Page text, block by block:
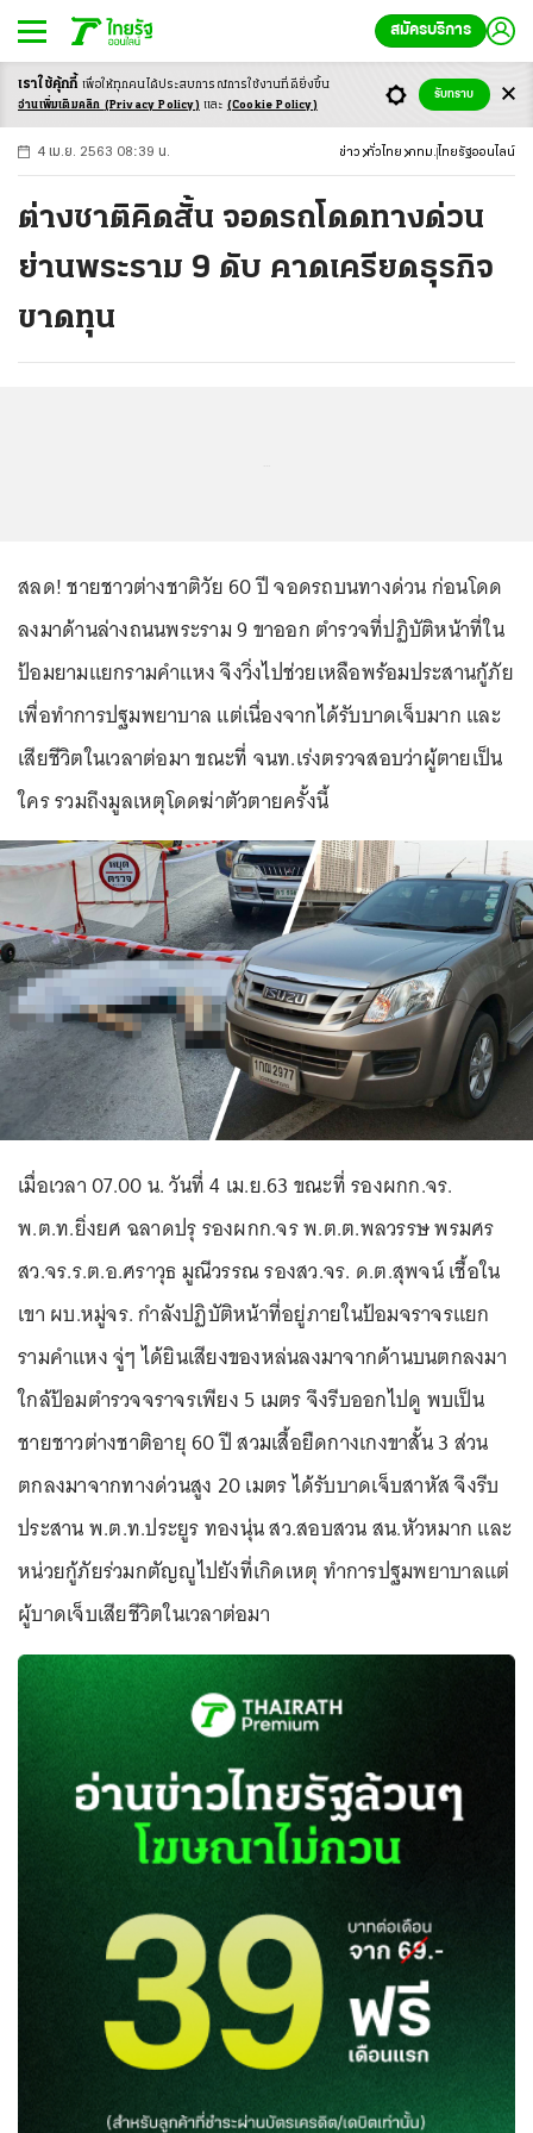
สมัครบริการ
-ก ก ก+
4 เม.ย. 2563 08:39 น. ข่าว ทั่วไทย กทม. ไทยรัฐออนไลน์
ต่างชาติคิดสั้น จอดรถโดดทางด่วน
ย่านพระราม 9 ดับ คาดเครียดธุรกิจ
ขาดทุน
สลด! ชายชาวต่างชาติวัย 60 ปี จอดรถบนทางด่วน ก่อนโดด
ลงมาด้านล่างถนนพระราม 9 ขาออก ตำรวจที่ปฏิบัติหน้าที่ใน
ป้อมยามแยกรามคำแหง จึงวิ่งไปช่วยเหลือพร้อมประสานกู้ภัย
เพื่อทำการปฐมพยาบาล แต่เนื่องจากได้รับบาดเจ็บมาก และ
เสียชีวิตในเวลาต่อมา ขณะที่ จนท.เร่งตรวจสอบว่าผู้ตายเป็น
ใคร รวมถึงมูลเหตุโดดฆ่าตัวตายครั้งนี้
เมื่อเวลา 07.00 น. วันที่ 4 เม.ย.63 ขณะที่ รองผกก.จร.
พ.ต.ท.ยิ่งยศ ฉลาดปรุ รองผกก.จร พ.ต.ต.พลวรรษ พรมศร
สว.จร.ร.ต.อ.ศราวุธ มูณีวรรณ รองสว.จร. ด.ต.สุพจน์ เชื้อใน
เขา ผบ.หมู่จร. กำลังปฏิบัติหน้าที่อยู่ภายในป้อมจราจรแยก
รามคำแหง จู่ๆ ได้ยินเสียงของหล่นลงมาจากด้านบนตกลงมา
ใกล้ป้อมตำรวจจราจรเพียง 5 เมตร จึงรีบออกไปดู พบเป็น
ชายชาวต่างชาติอายุ 60 ปี สวมเสื้อยืดกางเกงขาสั้น 3 ส่วน
ตกลงมาจากทางด่วนสูง 20 เมตร ได้รับบาดเจ็บสาหัส จึงรีบ
ประสาน พ.ต.ท.ประยูร ทองนุ่น สว.สอบสวน สน.หัวหมาก และ
หน่วยกู้ภัยร่วมกตัญญูไปยังที่เกิดเหตุ ทำการปฐมพยาบาลแต่
ผู้บาดเจ็บเสียชีวิตในเวลาต่อมา
เราใช้คุ้กกี้ เพื่อให้ทุกคนได้ประสบการณ์การใช้งานที่ดียิ่งขึ้น
อ่านเพิ่มเติมคลิก (Privacy Policy) และ (Cookie Policy)
รับทราบ